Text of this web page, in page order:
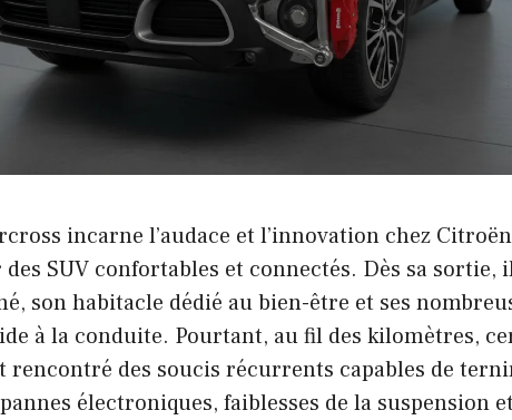
incarne l’audace et l’innovation chez
SUV confortables et connectés. Dès sa sortie,
son habitacle dédié au bien-être et ses
à la conduite. Pourtant, au fil des kilomètres,
des soucis récurrents capables de
électroniques, faiblesses de la suspension